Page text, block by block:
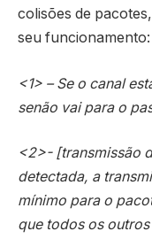
colisões de
seu funcionamento:
<1> – Se o canal
senão vai para o
<2>- [transmissão
detectada, a
mínimo para o
que todos os